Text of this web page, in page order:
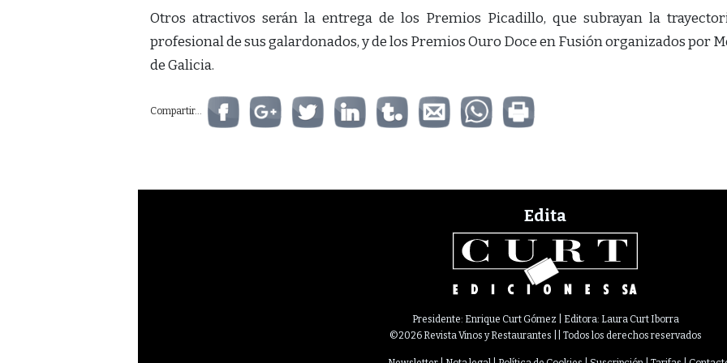
Otros atractivos serán la entrega de los Premios Picadillo, que subrayan la
profesional de sus galardonados, y de los Premios Ouro Doce en Fusión organizados por
de Galicia.
Compartir...
Edita
Presidente: Enrique Curt Gómez | Editora: Laura Curt Iborra
©2026 Revista Vinos y Restaurantes || Todos los derechos reservados